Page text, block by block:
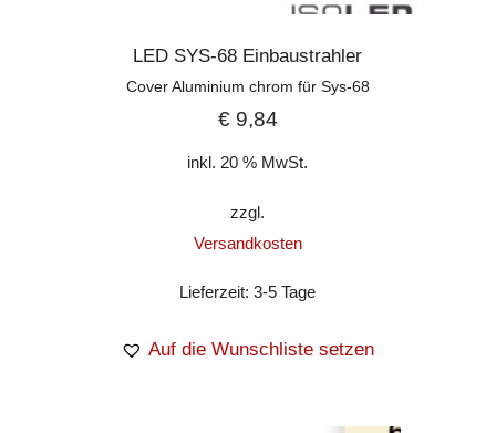
LED SYS-68 Einbaustrahler
Cover Aluminium chrom für Sys-68
€9,84
inkl. 20 % MwSt.
zzgl.
Versandkosten
Lieferzeit:3-5 Tage
Auf die Wunschliste setzen